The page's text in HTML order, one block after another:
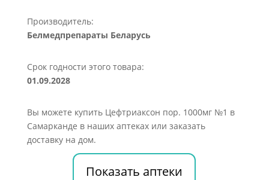
Производитель:
Белмедпрепараты Беларусь
Срок годности этого товара:
01.09.2028
Вы можете купить Цефтриаксон пор. 1000мг №1 в
Самарканде в наших аптеках или заказать
доставку на дом.
Показать аптеки